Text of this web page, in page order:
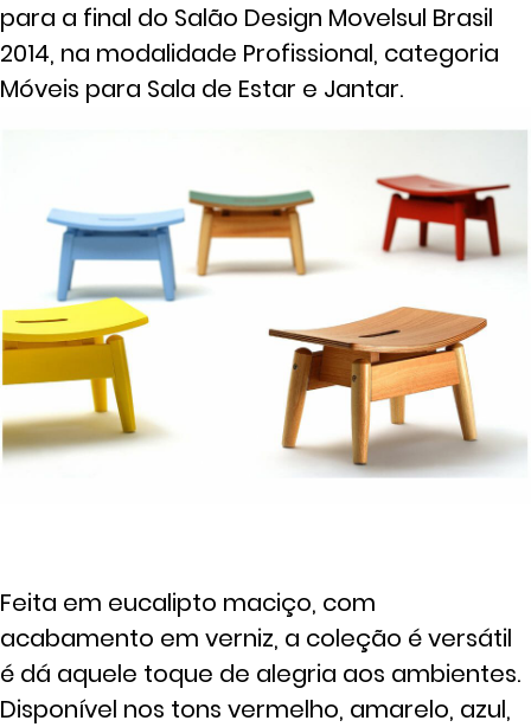
para a final do Salão Design Movelsul Brasil
2014, na modalidade Profissional, categoria
Móveis para Sala de Estar e Jantar.
Feita em eucalipto maciço, com
acabamento em verniz, a coleção é versátil
é dá aquele toque de alegria aos ambientes.
Disponível nos tons vermelho, amarelo, azul,